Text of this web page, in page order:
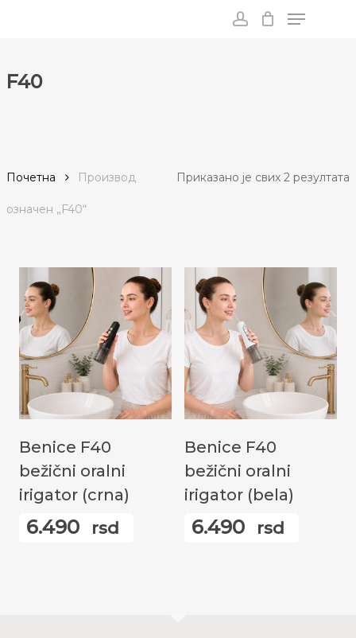
content
Menu
F40
Приказано је свих 2 резултата
Почетна Производ
oзначен „F40“
Benice F40
bežični oralni
irigator (crna)
6.490 rsd
Benice F40
bežični oralni
irigator (bela)
6.490 rsd